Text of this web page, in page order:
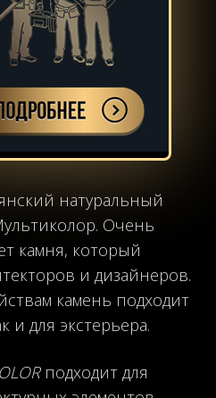
натуральный
Очень
камня, который
и дизайнеров.
камень подходит
и для экстерьера.
подходит для